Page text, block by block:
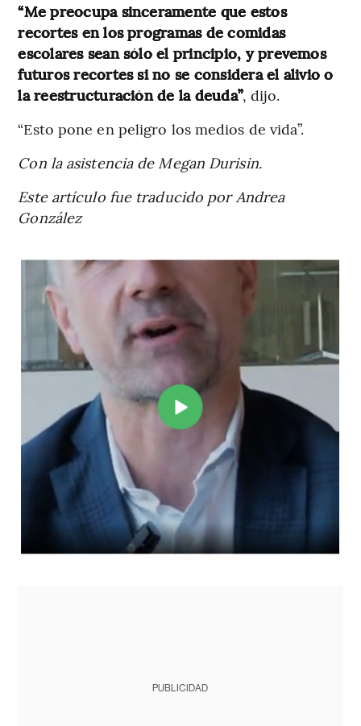
“Me preocupa sinceramente que estos
recortes en los programas de comidas
escolares sean sólo el principio, y prevemos
futuros recortes si no se considera el alivio o
la reestructuración de la deuda”, dijo.
“Esto pone en peligro los medios de vida”.
Con la asistencia de Megan Durisin.
Este artículo fue traducido por Andrea
González
PUBLICIDAD